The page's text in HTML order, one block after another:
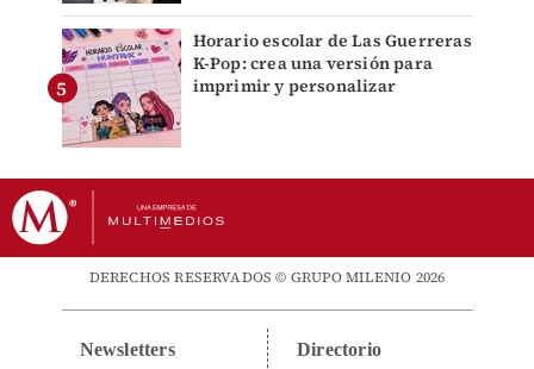
Horario escolar de Las Guerreras
K-Pop: crea una versión para
imprimir y personalizar
DERECHOS RESERVADOS © GRUPO MILENIO 2026
Newsletters Directorio